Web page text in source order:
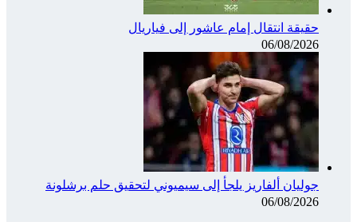
حقيقة انتقال إمام عاشور إلى فياريال
06/08/2026
جوليان ألفاريز يلجأ إلى سيميوني لتحقيق حلم برشلونة
06/08/2026